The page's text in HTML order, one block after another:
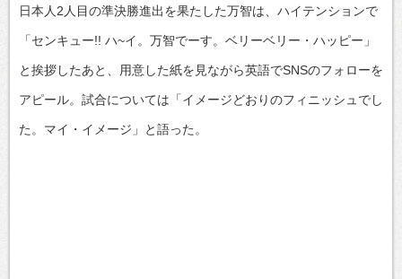
日本人2人目の準決勝進出を果たした万智は、ハイテンションで
「センキュー!! ハ~イ。万智でーす。ベリーベリー・ハッピー」
と挨拶したあと、用意した紙を見ながら英語でSNSのフォローを
アピール。試合については「イメージどおりのフィニッシュでし
た。マイ・イメージ」と語った。